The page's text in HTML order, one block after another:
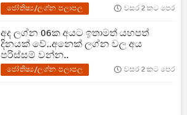
ජෝතිෂ්‍ය/ලග්න පලාපල වසර 2 කට පෙර
අද ලග්න 06ක අයට ඉතාමත් යහපත්
දිනයක් වේ..අනෙක් ලග්න වල අය
පරිස්සම් වන්න..
ජෝතිෂ්‍ය/ලග්න පලාපල වසර 2 කට පෙර